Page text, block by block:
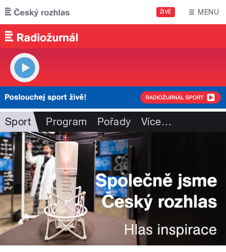
Přejít k hlavnímu obsahu
ŽIVĚ MENU
Sport Program Pořady Více…